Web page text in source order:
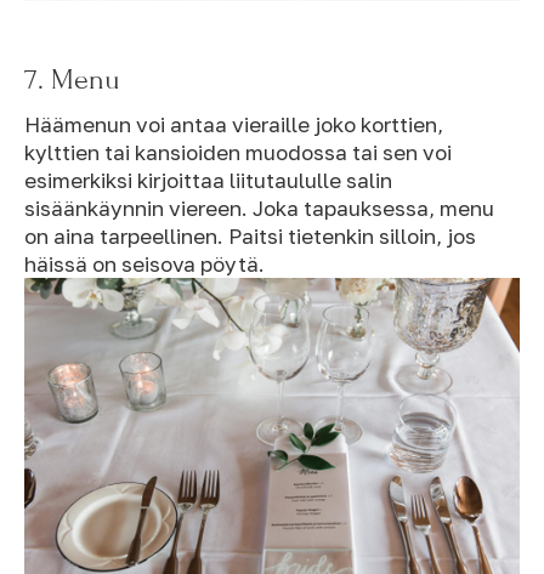
7. Menu
Häämenun voi antaa vieraille joko korttien,
kylttien tai kansioiden muodossa tai sen voi
esimerkiksi kirjoittaa liitutaululle salin
sisäänkäynnin viereen. Joka tapauksessa, menu
on aina tarpeellinen. Paitsi tietenkin silloin, jos
häissä on seisova pöytä.